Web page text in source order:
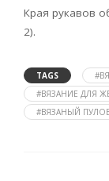
Края рукавов
2).
TAGS
#ВЯЗАНИЕ ДЛЯ
#ВЯЗАНЫЙ